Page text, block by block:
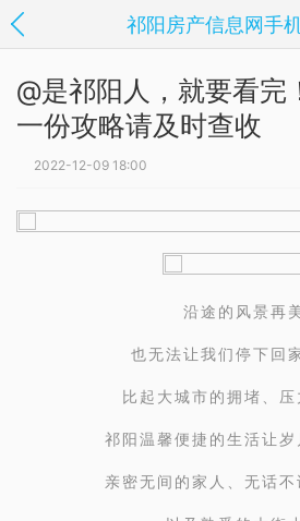
祁阳房产信息网手
@是祁阳人，就要看完
一份攻略请及时查收
2022-12-09 18:00
沿途的风景再
也无法让我们停下回
比起大城市的拥堵、压
祁阳温馨便捷的生活让
亲密无间的家人、无话